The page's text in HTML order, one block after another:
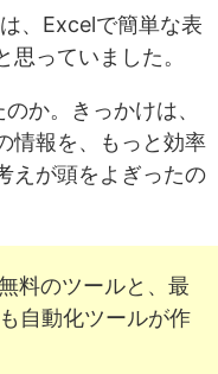
、Excelで簡単な表
っていました。
か。きっかけは、
情報を、もっと効率
えが頭をよぎったの
料のツールと、最
自動化ツールが作